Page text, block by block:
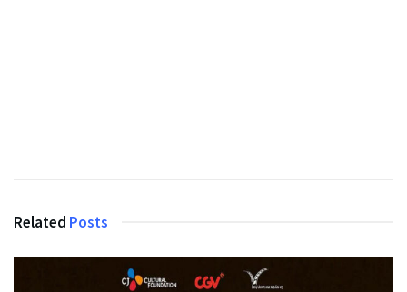
Related Posts